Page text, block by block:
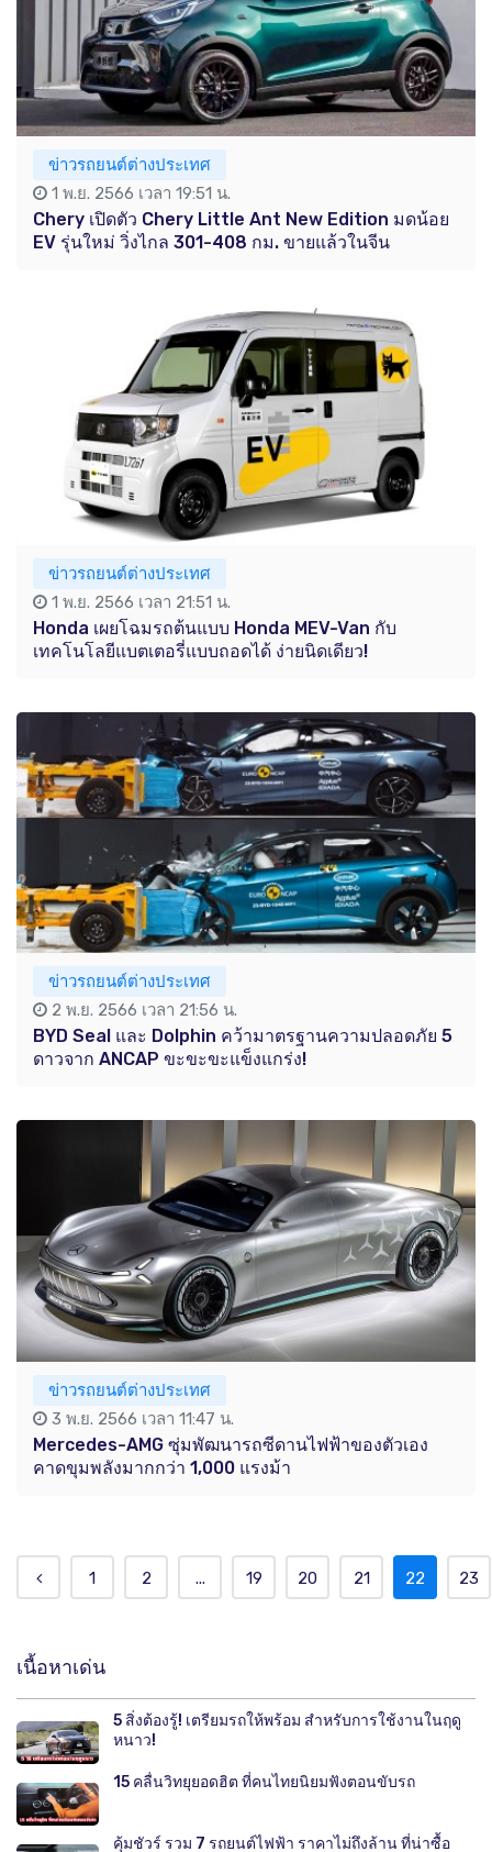
ข่าวรถยนต์ต่างประเทศ
1 พ.ย. 2566 เวลา 19:51 น.
Chery เปิดตัว Chery Little Ant New Edition มดน้อย
EV รุ่นใหม่ วิ่งไกล 301-408 กม. ขายแล้วในจีน
ข่าวรถยนต์ต่างประเทศ
1 พ.ย. 2566 เวลา 21:51 น.
Honda เผยโฉมรถต้นแบบ Honda MEV-Van กับ
เทคโนโลยีแบตเตอรี่แบบถอดได้ ง่ายนิดเดียว!
ข่าวรถยนต์ต่างประเทศ
2 พ.ย. 2566 เวลา 21:56 น.
BYD Seal และ Dolphin คว้ามาตรฐานความปลอดภัย 5
ดาวจาก ANCAP ขะขะขะแข็งแกร่ง!
ข่าวรถยนต์ต่างประเทศ
3 พ.ย. 2566 เวลา 11:47 น.
Mercedes-AMG ซุ่มพัฒนารถซีดานไฟฟ้าของตัวเอง
คาดขุมพลังมากกว่า 1,000 แรงม้า
1 2 ... 19 20 21 22 23
เนื้อหาเด่น
5 สิ่งต้องรู้! เตรียมรถให้พร้อม สำหรับการใช้งานในฤดู
หนาว!
15 คลื่นวิทยุยอดฮิต ที่คนไทยนิยมฟังตอนขับรถ
คุ้มชัวร์ รวม 7 รถยนต์ไฟฟ้า ราคาไม่ถึงล้าน ที่น่าซื้อ